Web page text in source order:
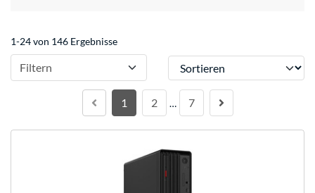
1-24 von 146 Ergebnisse
Filtern Sortieren
1 2 … 7